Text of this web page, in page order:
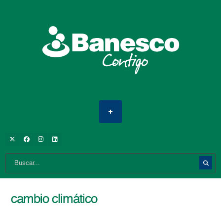
cambio climático